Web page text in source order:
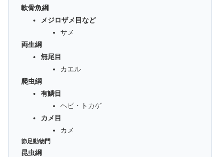
軟骨魚綱
メジロザメ目など
サメ
両生綱
無尾目
カエル
爬虫綱
有鱗目
ヘビ・トカゲ
カメ目
カメ
節足動物門
昆虫綱